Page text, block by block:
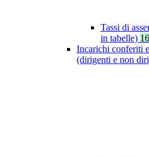
Tassi di
in tabelle) 16
Incarichi conferiti
(dirigenti e non